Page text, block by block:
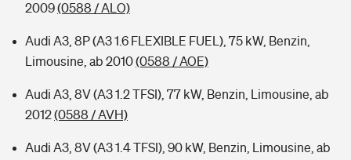
2009(0588 / ALO)
Audi A3, 8P (A3 1.6 FLEXIBLE FUEL), 75 kW, Benzin,
Limousine, ab 2010(0588 / AOE)
Audi A3, 8V (A3 1.2 TFSI), 77 kW, Benzin, Limousine, ab
2012(0588 / AVH)
Audi A3, 8V (A3 1.4 TFSI), 90 kW, Benzin, Limousine, ab